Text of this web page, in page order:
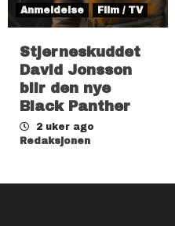
Anmeldelse Film / TV
Stjerneskuddet
David Jonsson
blir den nye
Black Panther
2 uker ago
Redaksjonen